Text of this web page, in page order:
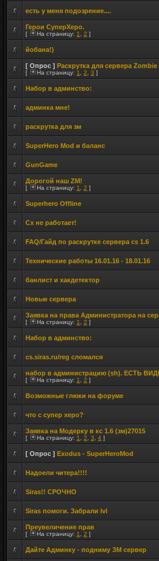
есть у меня подозрение....
Герои СуперХеро.
[ На страницу: 1 2 ]
йобана!)
[ Опрос ] Раскрутка для сервера
[ На страницу: 1 2 3 ]
Набор в админство:
админка мне!
раскрутка для зм
SuperHero Mod и баланс
GunGame
Дорогой наш ZM!
[ На страницу: 1 2 ]
Superhero Offline
Сх не работает!
FAQ/Гайд по раскрутке сервера cs 1.6
Технические работы 16.01.16 - 18.01.16
банлист и хакдетектор
Новые сервера
Заявка на права Администратора на
[ На страницу: 1 2 ]
Набор в админство:
cs.siras.ru/reg сломался
набор в администрацию (sh). ЕСТЬ
[ На страницу: 1 2 ]
Возможные глюки на форуме
что с супер херо?
Заявка на Модерку в кс 1.6 (зм)27015
[ На страницу: 1 2 3 4 ]
[ Опрос ] Exodus - SuperHeroMod
Надоели читера!!!!
Siras!! СРОЧНО
Siras помоги. Забрали lvl
Преувеличение прав
[ На страницу: 1 2 ]
Дайте Админку - подниму ЗМ сервер